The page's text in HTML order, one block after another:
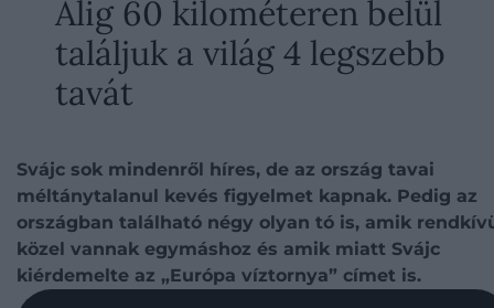
Alig 60 kilométeren belül
találjuk a világ 4 legszebb
tavát
Svájc sok mindenről híres, de az ország tavai
méltánytalanul kevés figyelmet kapnak. Pedig az
országban található négy olyan tó is, amik
közel vannak egymáshoz és amik miatt Svájc
kiérdemelte az „Európa víztornya” címet is.